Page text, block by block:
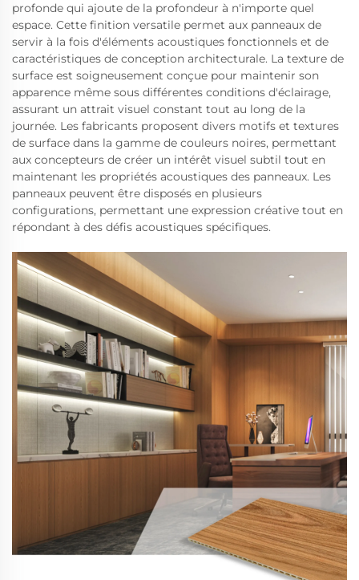
profonde qui ajoute de la profondeur à n'importe quel
espace. Cette finition versatile permet aux panneaux de
servir à la fois d'éléments acoustiques fonctionnels et de
caractéristiques de conception architecturale. La texture de
surface est soigneusement conçue pour maintenir son
apparence même sous différentes conditions d'éclairage,
assurant un attrait visuel constant tout au long de la
journée. Les fabricants proposent divers motifs et textures
de surface dans la gamme de couleurs noires, permettant
aux concepteurs de créer un intérêt visuel subtil tout en
maintenant les propriétés acoustiques des panneaux. Les
panneaux peuvent être disposés en plusieurs
configurations, permettant une expression créative tout en
répondant à des défis acoustiques spécifiques.